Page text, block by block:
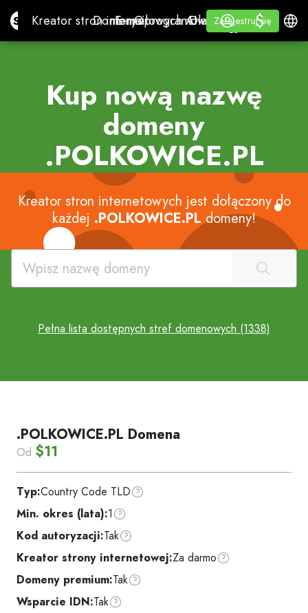
Site.proKreator stron internetowych AI
Kreator stron internetowych AI
Domeny
Domeny
E-mail
E-mailOprogramowanie księgowe
Oprogramowanie księgowe
Dla
Dla Sprzedawców
BIAŁA ETYKIETA
Uczyć się
Uczyć się
Zarejestruj się
Zarejestruj się
Zaloguj się
$
$ Polski
Kup nową nazwę
domeny
.POLKOWICE.PL
Kreator stron internetowych jest dołączony do
każdej .POLKOWICE.PLdomeny!
Pełna lista dostępnych stref domenowych (1338)
.POLKOWICE.PL Domena
Od $11
Typ:Country Code TLD
Min. okres (lata):1
Kod autoryzacji:Tak
Kreator strony internetowej:Za darmo
Domeny premium:Tak
Wsparcie IDN:Tak